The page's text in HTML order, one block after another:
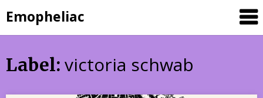
to
content
Emopheliac
Label: victoria schwab